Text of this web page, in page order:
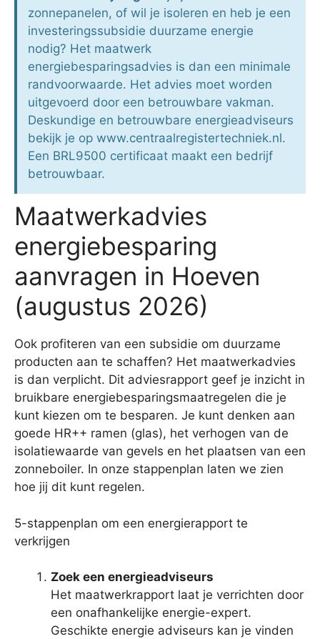
zonnepanelen, of wil je isoleren en heb je een
investeringssubsidie duurzame energie
nodig? Het maatwerk
energiebesparingsadvies is dan een minimale
randvoorwaarde. Het advies moet worden
uitgevoerd door een betrouwbare vakman.
Deskundige en betrouwbare energieadviseurs
bekijk je op www.centraalregistertechniek.nl.
Een BRL9500 certificaat maakt een bedrijf
betrouwbaar.
Maatwerkadvies
energiebesparing
aanvragen in Hoeven
(augustus 2026)
Ook profiteren van een subsidie om duurzame
producten aan te schaffen? Het maatwerkadvies
is dan verplicht. Dit adviesrapport geef je inzicht in
bruikbare energiebesparingsmaatregelen die je
kunt kiezen om te besparen. Je kunt denken aan
goede HR++ ramen (glas), het verhogen van de
isolatiewaarde van gevels en het plaatsen van een
zonneboiler. In onze stappenplan laten we zien
hoe jij dit kunt regelen.
5-stappenplan om een energierapport te
verkrijgen
Zoek een energieadviseurs
Het maatwerkrapport laat je verrichten door
een onafhankelijke energie-expert.
Geschikte energie adviseurs kan je vinden